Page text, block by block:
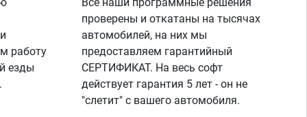
работу
езды
проверены и откатаны на тысячах
автомобилей, на них мы
предоставляем гарантийный
СЕРТИФИКАТ. На весь софт
действует гарантия 5 лет - он не
"слетит" с вашего автомобиля.